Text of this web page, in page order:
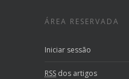
ÁREA RESERVADA
Iniciar sessão
RSS dos artigos